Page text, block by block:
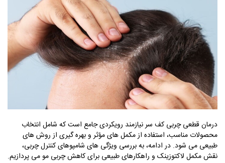
درمان قطعی چربی کف سر نیازمند رویکردی جامع است که شامل انتخاب
محصولات مناسب، استفاده از مکمل های مؤثر و بهره گیری از روش های
طبیعی می شود. در ادامه، به بررسی ویژگی های شامپوهای کنترل چربی،
نقش مکمل لاکتوزینک و راهکارهای طبیعی برای کاهش چربی مو می پردازیم.